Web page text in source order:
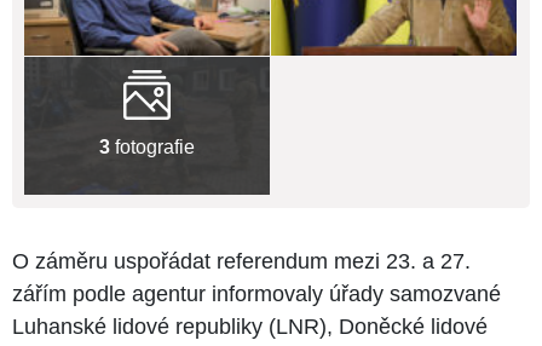
3 fotografie
O záměru uspořádat referendum mezi 23. a 27.
zářím podle agentur informovaly úřady samozvané
Luhanské lidové republiky (LNR), Doněcké lidové